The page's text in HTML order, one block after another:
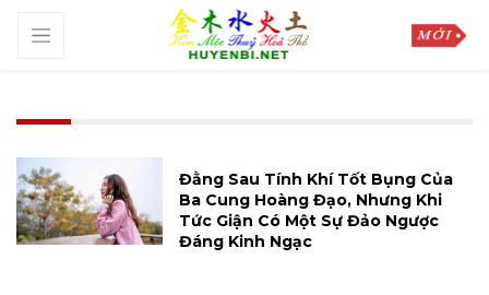
Đằng Sau Tính Khí Tốt Bụng Của
Ba Cung Hoàng Đạo, Nhưng Khi
Tức Giận Có Một Sự Đảo Ngược
Đáng Kinh Ngạc